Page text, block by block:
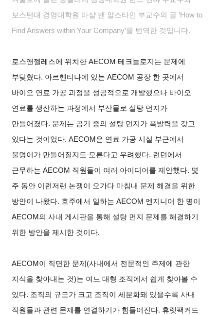
보스턴대 경영대학원 마샬 밴 알스타인 부교수의 글 ‘How to
Find Answers within Your Company’를 번역한 것입니다.
로스앤젤레스에 위치한 AECOM 테크놀로지는 문제에
부딪혔다. 아르헨티나에 있는 AECOM 공장 한 곳에서
바이오 연료 가공 과정을 성공적으로 개발했으나 바이오
연료를 생산하는 과정에서 부산물로 설탕 먼지가
만들어졌다. 문제는 공기 중의 설탕 먼지가 폭발력을 갖고
있다는 것이었다. AECOM은 연료 가공 시설 부근에서
불덩이가 만들어질지도 모른다고 우려했다. 런던에서
근무하는 AECOM 직원들이 여러 아이디어를 제안했다. 몇
주 동안 이런저런 논쟁이 오가다 마침내 문제 해결을 위한
방안이 나왔다. 호주에서 일하는 AECOM 엔지니어 한 명이
AECOM의 사내 게시판을 통해 설탕 먼지 문제를 해결하기
위한 방안을 제시한 것이다.
AECOM 이 직면한 문제(사내에서 전문적인 주제에 관한
지식을 찾아내는 것)는 여느 대형 조직에서 쉽게 찾아볼 수
있다. 조직의 규모가 크고 조직이 세분화돼 있을수록 사내
직원들과 관련 문제를 연결하기가 힘들어진다. 휴렛팩커드